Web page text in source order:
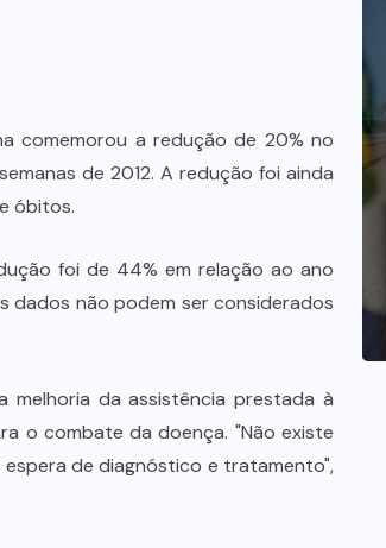
comemorou a redução de 20% no
de 2012. A redução foi ainda
óbitos.
foi de 44% em relação ao ano
dados não podem ser considerados
da assistência prestada à
o combate da doença. "Não existe
de diagnóstico e tratamento",
Santos projeta novos
para viabilizar 10
com infraestrutura
completa
5 DE AGOSTO DE 2026